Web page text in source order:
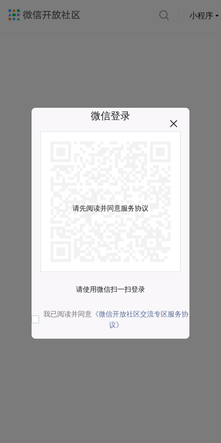
小程序
微信登录
请先阅读并同意服务协议
请使用微信扫一扫登录
我已阅读并同意 《微信开放社区交流专区服务协
议》